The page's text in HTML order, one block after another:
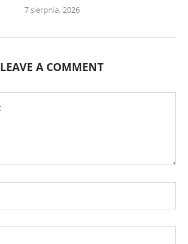
7 sierpnia, 2026
LEAVE A COMMENT